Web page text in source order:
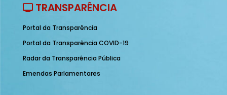
TRANSPARÊNCIA
Portal da Transparência
Portal da Transparência COVID-19
Radar da Transparência Pública
Emendas Parlamentares